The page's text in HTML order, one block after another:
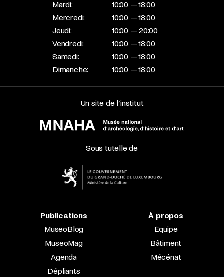
Mardi:
10:00 — 18:00
Mercredi:
10:00 — 18:00
Jeudi:
10:00 — 20:00
Vendredi:
10:00 — 18:00
Samedi:
10:00 — 18:00
Dimanche:
10:00 — 18:00
Un site de l’institut
Sous tutelle de
Publications
MuseoBlog
MuseoMag
Agenda
Dépliants
À propos
Équipe
Bâtiment
Mécénat